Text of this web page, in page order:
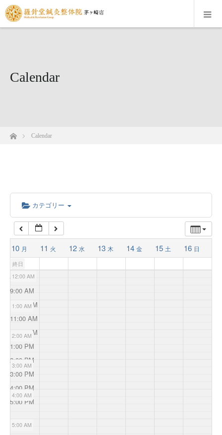
Calendar
ホームCalendar
カテゴリー
10 月 11 火 12 水 13 木 14 金 15 土 16 日
終日
12:00 AM
1:00 AM
2:00 AM
3:00 AM
4:00 AM
5:00 AM
8:00 AM
9:00 AM
10:00 AM
11:00 AM
12:00 PM
1:00 PM
2:00 PM
3:00 PM
4:00 PM
5:00 PM